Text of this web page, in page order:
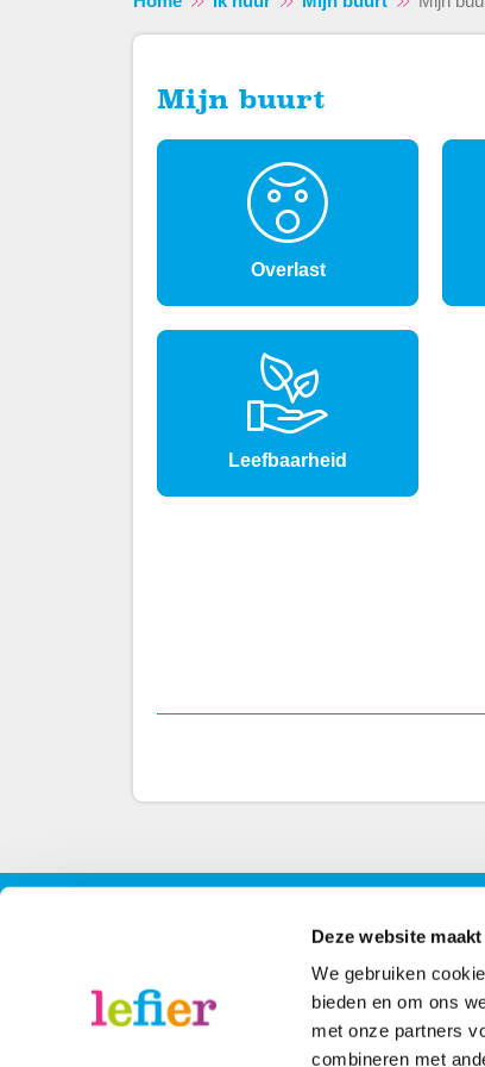
Deze website
We gebruiken
bieden en om ons
met onze partners
combineren met
Mijn buurt
Overlast
Leefbaarheid
Contactinformatie
088 - 203 3000
Stuur een bericht